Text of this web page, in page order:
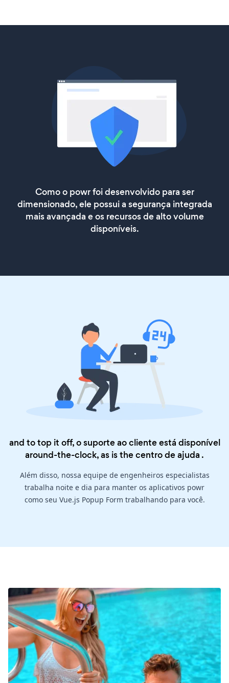
Como o powr foi desenvolvido para ser
dimensionado, ele possui a segurança integrada
mais avançada e os recursos de alto volume
disponíveis.
and to top it off, o suporte ao cliente está disponível
around-the-clock, as is thecentro de ajuda .
Além disso, nossa equipe de engenheiros especialistas
trabalha noite e dia para manter os aplicativos powr
como seu Vue.js Popup Form trabalhando para você.